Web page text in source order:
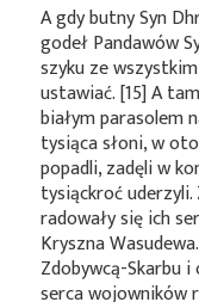
A gdy butny Syn
godeł Pandawów
szyku ze
ustawiać. [15] A
białym parasolem
tysiąca słoni, w
popadli, zadęli w
tysiąckroć
radowały się ich
Kryszna
Zdobywcą-Skarbu
serca wojowników